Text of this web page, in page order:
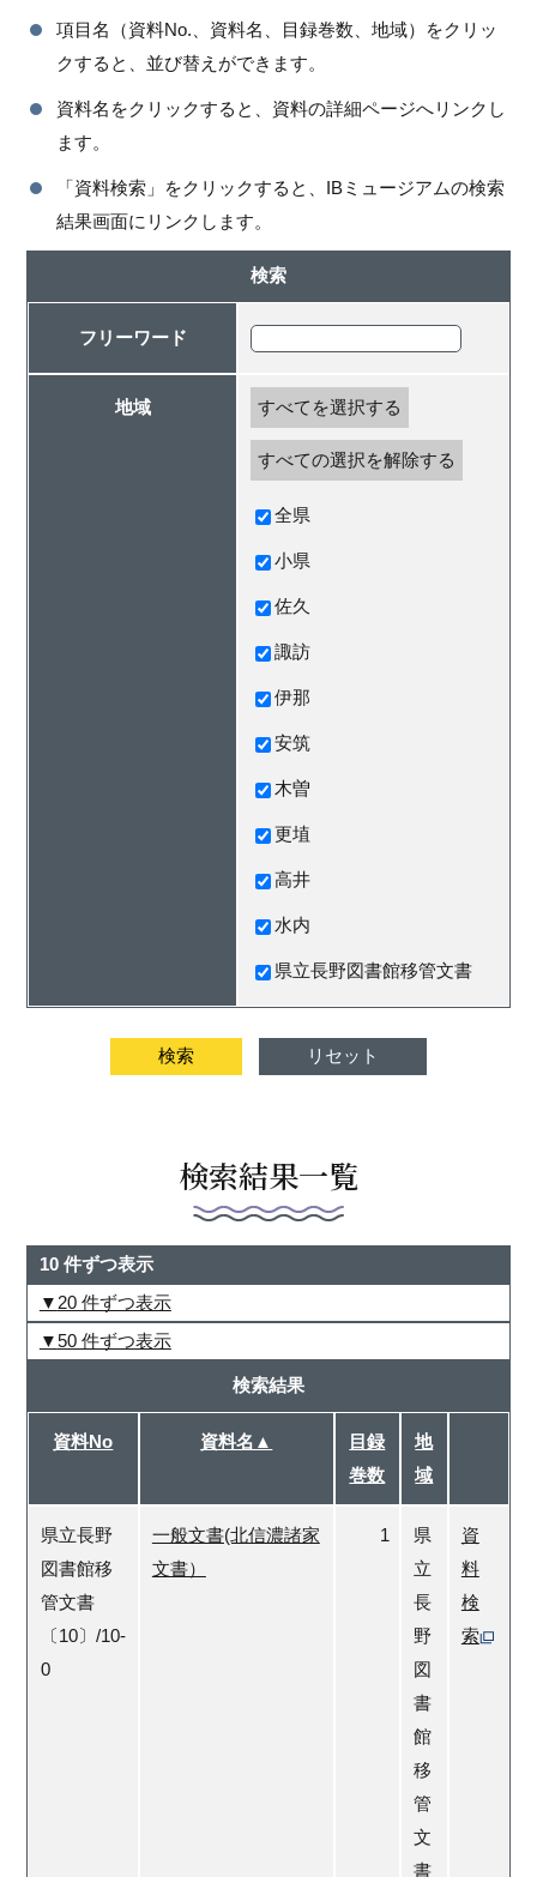
項目名（資料No.、資料名、目録巻数、地域）をクリッ
クすると、並び替えができます。
資料名をクリックすると、資料の詳細ページへリンクし
ます。
「資料検索」をクリックすると、IBミュージアムの検索
結果画面にリンクします。
検索
フリーワード
地域 すべてを選択する
すべての選択を解除する
全県
小県
佐久
諏訪
伊那
安筑
木曽
更埴
高井
水内
県立長野図書館移管文書
検索結果一覧
10 件ずつ表示
20 件ずつ表示
50 件ずつ表示
検索結果
資料No 資料名▲
目録
巻数
地
域
県立長野
図書館移
管文書
〔10〕/10-
0
一般文書(北信濃諸家
文書）
1
県
立
長
野
図
書
館
移
管
文
書
資
料
検
索